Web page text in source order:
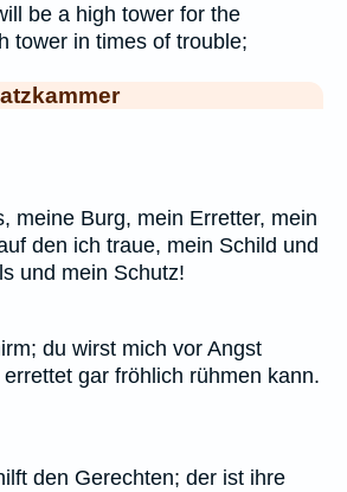
be a high tower for the
tower in times of trouble;
meine Burg, mein Erretter, mein
den ich traue, mein Schild und
und mein Schutz!
du wirst mich vor Angst
gar fröhlich rühmen kann.
den Gerechten; der ist ihre